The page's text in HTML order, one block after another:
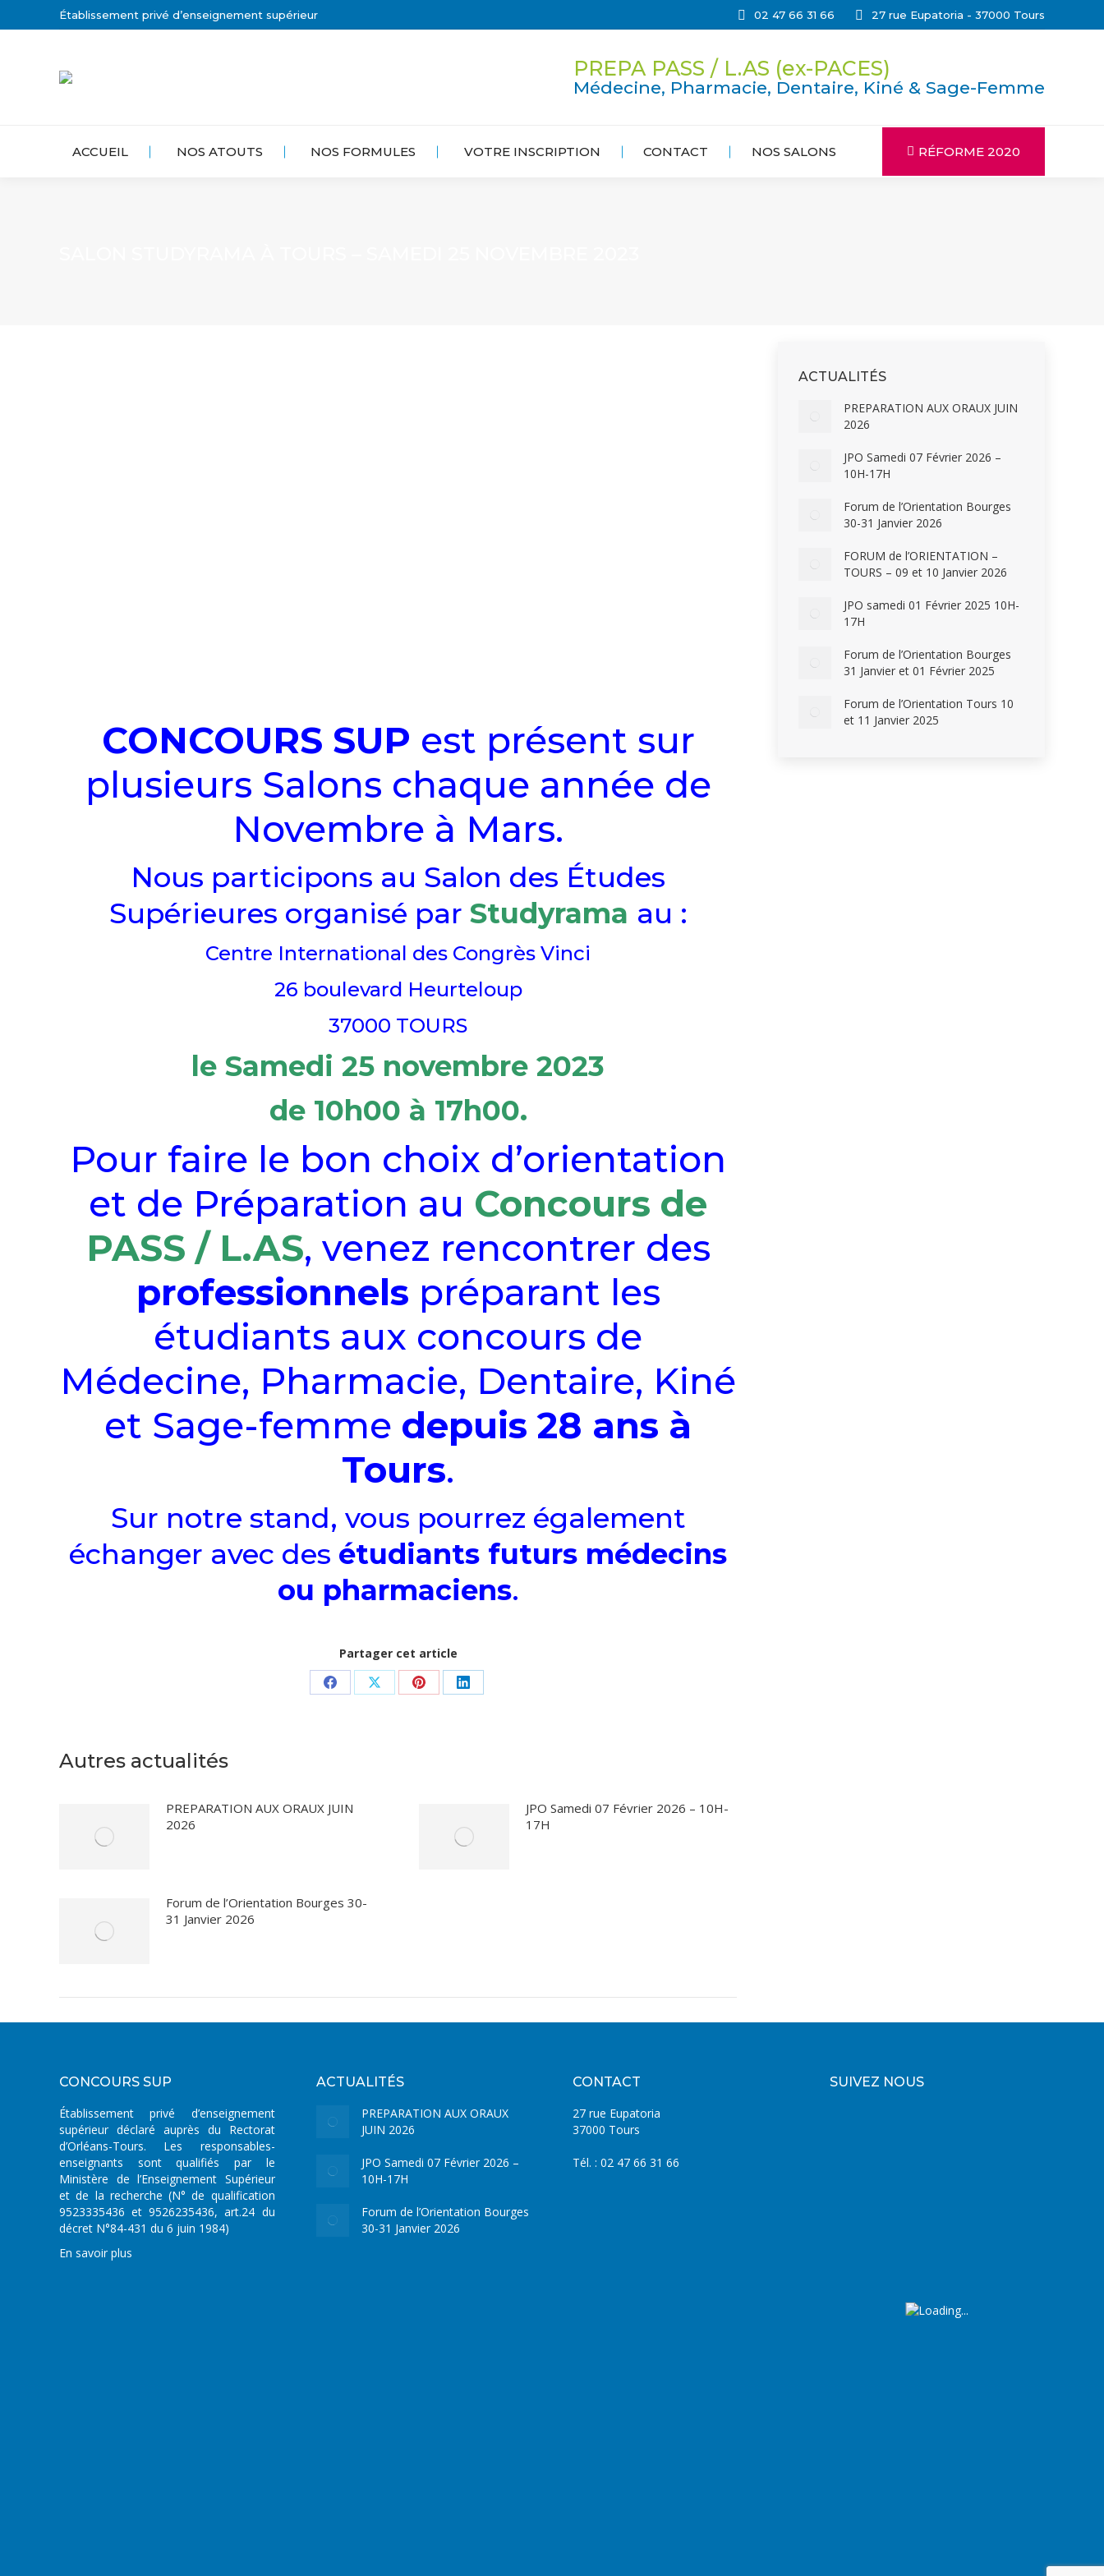
Établissement privé d’enseignement supérieur 02 47 66 31 66 27 rue Eupatoria - 37000 Tours
PREPA PASS / L.AS (ex-PACES)
Médecine, Pharmacie, Dentaire, Kiné & Sage-Femme
ACCUEIL NOS ATOUTS NOS FORMULES VOTRE INSCRIPTION CONTACT NOS SALONS RÉFORME 2020
CONCOURS SUP est présent sur
plusieurs Salons chaque année de
Novembre à Mars.
Nous participons au Salon des Études
Supérieures organisé par Studyrama au :
Centre International des Congrès Vinci
26 boulevard Heurteloup
37000 TOURS
le Samedi 25 novembre 2023
de 10h00 à 17h00.
Pour faire le bon choix d’orientation
et de Préparation au Concours de
PASS / L.AS, venez rencontrer des
professionnels préparant les
étudiants aux concours de
Médecine, Pharmacie, Dentaire, Kiné
et Sage-femme depuis 28 ans à
Tours.
Sur notre stand, vous pourrez également
échanger avec des étudiants futurs médecins
ou pharmaciens.
Partager cet article
PartagerPartagerPartagerPartager
Autres actualités
PREPARATION AUX ORAUX JUIN
2026
JPO Samedi 07 Février 2026 – 10H-
17H
Forum de l’Orientation Bourges 30-
31 Janvier 2026
ACTUALITÉS
PREPARATION AUX ORAUX JUIN
2026
JPO Samedi 07 Février 2026 –
10H-17H
Forum de l’Orientation Bourges
30-31 Janvier 2026
FORUM de l’ORIENTATION –
TOURS – 09 et 10 Janvier 2026
JPO samedi 01 Février 2025 10H-
17H
Forum de l’Orientation Bourges
31 Janvier et 01 Février 2025
Forum de l’Orientation Tours 10
et 11 Janvier 2025
CONCOURS SUP
Établissement privé d’enseignement
supérieur déclaré auprès du Rectorat
d’Orléans-Tours. Les responsables-
enseignants sont qualifiés par le
Ministère de l’Enseignement Supérieur
et de la recherche (N° de qualification
9523335436 et 9526235436, art.24 du
décret N°84-431 du 6 juin 1984)
En savoir plus
ACTUALITÉS
PREPARATION AUX ORAUX
JUIN 2026
JPO Samedi 07 Février 2026 –
10H-17H
Forum de l’Orientation Bourges
30-31 Janvier 2026
CONTACT
27 rue Eupatoria
37000 Tours
Tél. : 02 47 66 31 66
SUIVEZ NOUS